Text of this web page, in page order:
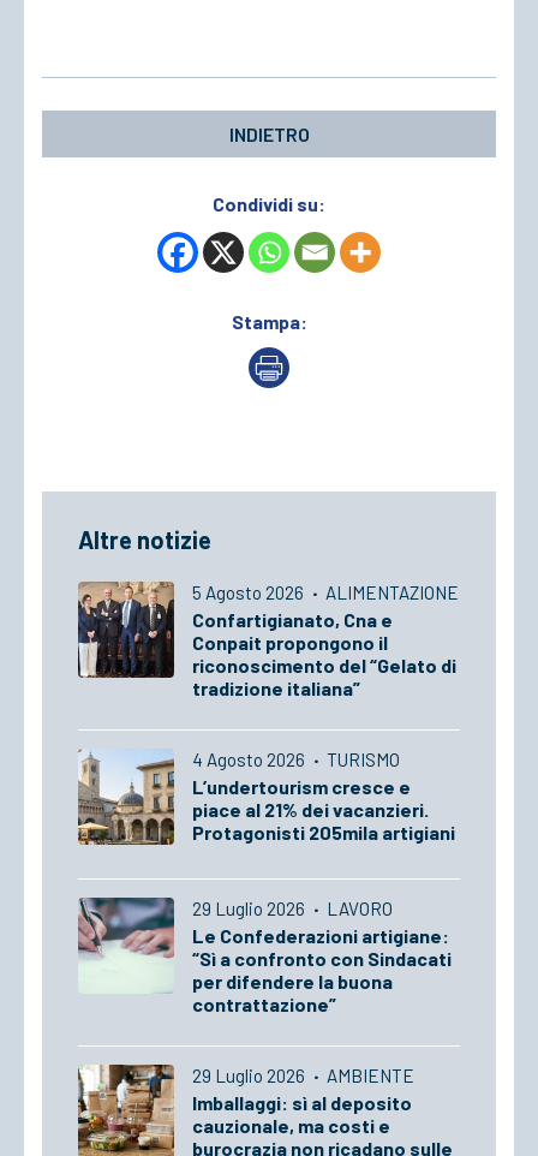
INDIETRO
Condividi su:
Stampa:
Altre notizie
5 Agosto 2026 · ALIMENTAZIONE
Confartigianato, Cna e
Conpait propongono il
riconoscimento del “Gelato di
tradizione italiana”
4 Agosto 2026 · TURISMO
L’undertourism cresce e
piace al 21% dei vacanzieri.
Protagonisti 205mila artigiani
29 Luglio 2026 · LAVORO
Le Confederazioni artigiane:
“Sì a confronto con Sindacati
per difendere la buona
contrattazione”
29 Luglio 2026 · AMBIENTE
Imballaggi: sì al deposito
cauzionale, ma costi e
burocrazia non ricadano sulle